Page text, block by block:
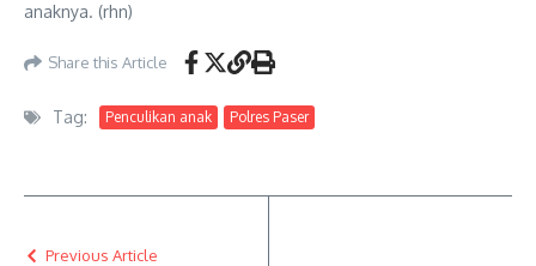
anaknya. (rhn)
Share this Article
Tag: Penculikan anak Polres Paser
Previous Article